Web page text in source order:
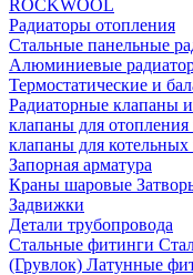
ROCKWOOL
Радиаторы отопления
Стальные панельные
Алюминиевые
Термостатические и
Радиаторные клапаны
клапаны для
клапаны для
Запорная арматура
Краны шаровые
Задвижки
Детали трубопровода
Стальные фитинги
(Грувлок) Латунные